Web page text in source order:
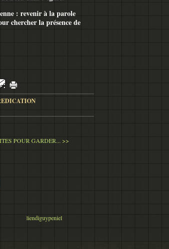
: revenir à la parole
chercher la présence de
POUR GARDER... >>
liendiguypeniel